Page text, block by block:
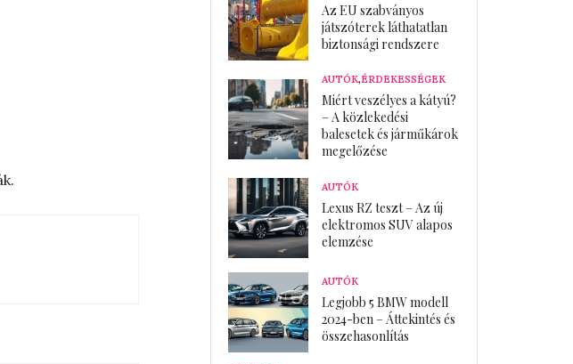
Az EU szabványos
játszóterek láthatatlan
biztonsági rendszere
AUTÓK,ÉRDEKESSÉGEK
Miért veszélyes a kátyú?
– A közlekedési
balesetek és járműkárok
megelőzése
AUTÓK
Lexus RZ teszt – Az új
elektromos SUV alapos
elemzése
AUTÓK
Legjobb 5 BMW modell
2024-ben – Áttekintés és
összehasonlítás